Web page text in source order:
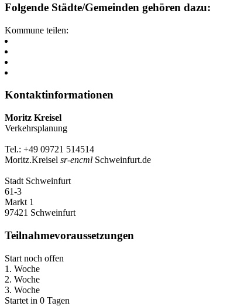
Folgende Städte/Gemeinden gehören dazu:
Kommune teilen:
Kontaktinformationen
Moritz Kreisel
Verkehrsplanung
Tel.: +49 09721 514514
Moritz.Kreisel sr-encml Schweinfurt.de
Stadt Schweinfurt
61-3
Markt 1
97421 Schweinfurt
Teilnahmevoraussetzungen
Start noch offen
1. Woche
2. Woche
3. Woche
Startet in 0 Tagen